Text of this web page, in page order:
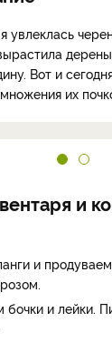
увлеклась
Вот и
их
и
и
и лейки.